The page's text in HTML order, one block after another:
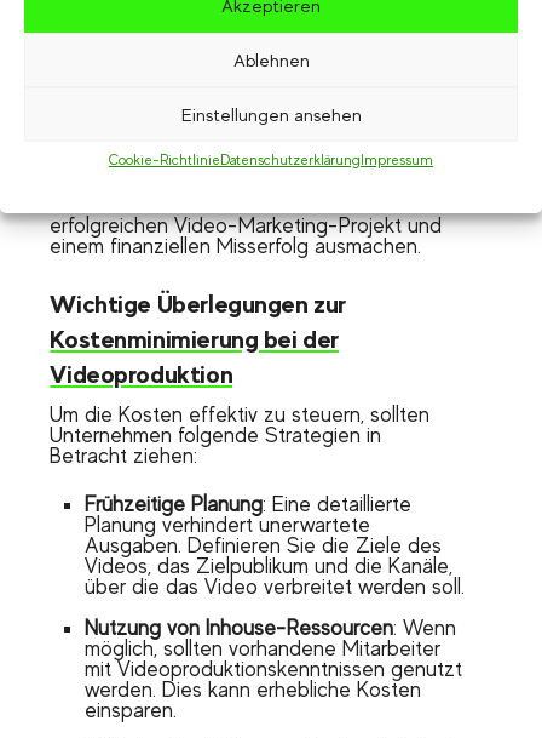
Akzeptieren
Ablehnen
Einstellungen ansehen
Cookie-Richtlinie Datenschutzerklärung Impressum
Die Planung und Durchführung von
Videoproduktionen erfordert präzise
Messung des Return on Investment (ROI).
Unternehmen stehen vor der
und gleichzeitig qualitativ hochwertige Inhalte
erfolgreichen Video-Marketing-Projekt und
einem finanziellen Misserfolg ausmachen.
Wichtige Überlegungen zur
Kostenminimierung bei der
Videoproduktion
Um die Kosten effektiv zu steuern, sollten
Unternehmen folgende Strategien in
Betracht ziehen:
Frühzeitige Planung: Eine detaillierte
Planung verhindert unerwartete
Ausgaben. Definieren Sie die Ziele des
Videos, das Zielpublikum und die Kanäle,
über die das Video verbreitet werden soll.
Nutzung von Inhouse-Ressourcen: Wenn
möglich, sollten vorhandene Mitarbeiter
mit Videoproduktionskenntnissen genutzt
werden. Dies kann erhebliche Kosten
einsparen.